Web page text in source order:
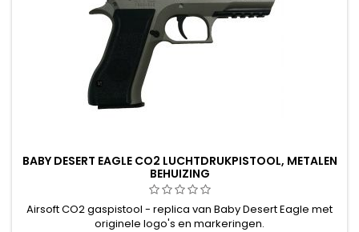
BABY DESERT EAGLE CO2 LUCHTDRUKPISTOOL, METALEN
BEHUIZING
Airsoft CO2 gaspistool - replica van Baby Desert Eagle met
originele logo's en markeringen.